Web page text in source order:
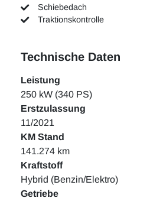
Schiebedach
Traktionskontrolle
Technische Daten
Leistung
250 kW (340 PS)
Erstzulassung
11/2021
KM Stand
141.274 km
Kraftstoff
Hybrid (Benzin/Elektro)
Getriebe